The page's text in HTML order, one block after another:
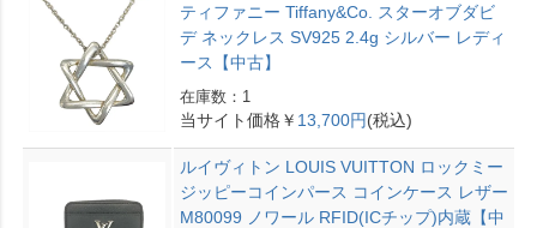
ティファニー Tiffany&Co. スターオブダビ
デ ネックレス SV925 2.4g シルバー レディ
ース【中古】
在庫数：1
当サイト価格￥ 13,700円(税込)
ルイヴィトン LOUIS VUITTON ロックミー
ジッピーコインパース コインケース レザー
M80099 ノワール RFID(ICチップ)内蔵【中